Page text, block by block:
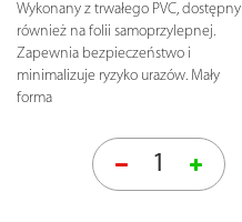
Wykonany z trwałego PVC, dostępny
również na folii samoprzylepnej.
Zapewnia bezpieczeństwo i
minimalizuje ryzyko urazów. Mały
forma